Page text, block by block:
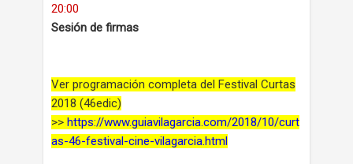
20:00
Sesión de firmas
Ver programación completa del Festival Curtas
2018 (46edic)
>> https://www.guiavilagarcia.com/2018/10/curt
as-46-festival-cine-vilagarcia.html